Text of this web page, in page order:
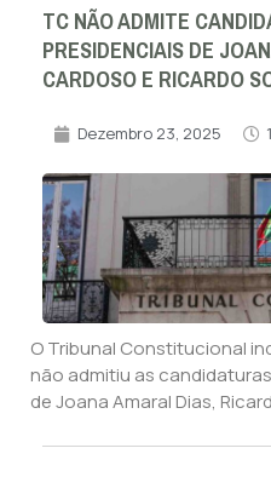
TC NÃO ADMITE
PRESIDENCIAIS DE
CARDOSO E RICARDO
Dezembro 23, 2025
O Tribunal Constitucional
não admitiu as
de Joana Amaral Dias,